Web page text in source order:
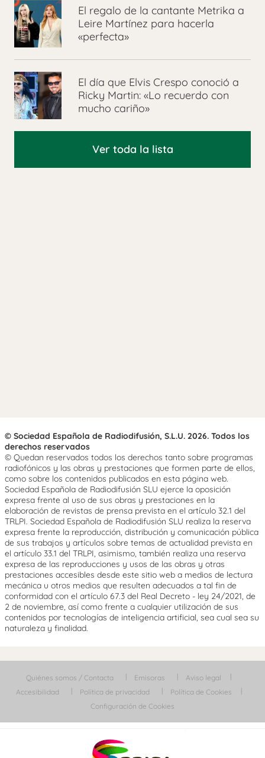
El regalo de la cantante Metrika a
Leire Martínez para hacerla
«perfecta»
El día que Elvis Crespo conoció a
Ricky Martin: «Lo recuerdo con
mucho cariño»
Ver toda la lista
© Sociedad Española de Radiodifusión, S.L.U. 2026. Todos los
derechos reservados
© Quedan reservados todos los derechos tanto sobre programas
radiofónicos y las obras y prestaciones que formen parte de ellos,
como sobre los contenidos publicados en esta página web.
Sociedad Española de Radiodifusión SLU ejerce la oposición
expresa frente al uso de sus obras y prestaciones en la
elaboración de revistas de prensa prevista en el artículo 32.1 del
TRLPI. Sociedad Española de Radiodifusión SLU realiza la reserva
expresa frente la reproducción, distribución y comunicación pública
de sus trabajos y artículos sobre temas de actualidad prevista en
el artículo 33.1 del TRLPI, asimismo, también realiza una reserva
expresa de las reproducciones y usos de las obras y otras
prestaciones accesibles desde este sitio web a medios de lectura
mecánica u otros medios que resulten adecuados a tal fin de
conformidad con el artículo 67.3 del Real Decreto - ley 24/2021, de
2 de noviembre, así como frente a cualquier utilización de sus
contenidos por tecnologías de inteligencia artificial, sea cual sea su
naturaleza y finalidad.
Quiénes somos / Contacta Emisoras
Aviso legal
Accesibilidad
Política de privacidad
Política de Cookies
Configuración de Cookies